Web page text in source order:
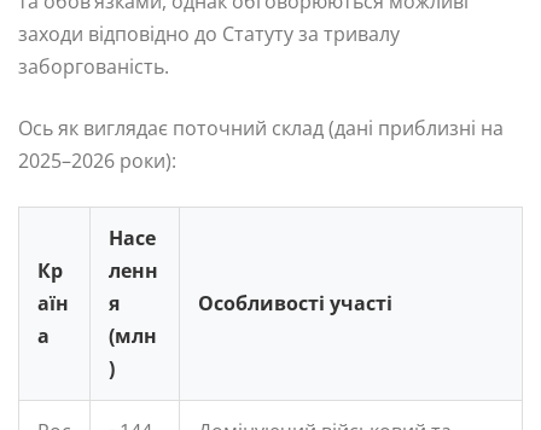
заходи відповідно до Статуту за тривалу
заборгованість.
Ось як виглядає поточний склад (дані приблизні на
2025–2026 роки):
Кр
аїн
а
Насе
ленн
я
(млн
)
Особливості участі